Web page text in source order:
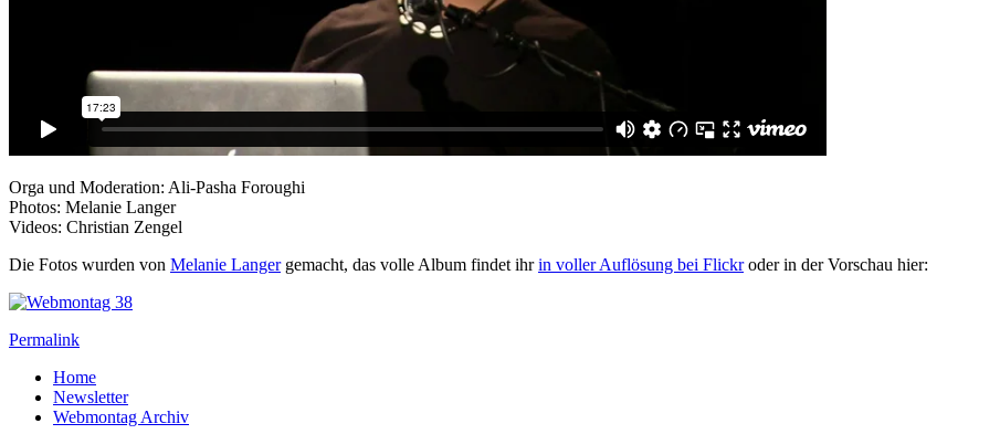
Orga und Moderation: Ali-Pasha Foroughi
Photos: Melanie Langer
Videos: Christian Zengel
Die Fotos wurden von Melanie Langergemacht, das volle Album findet ihrin voller Auflösung bei Flickroder in der Vorschau hier:
Permalink
Home
Newsletter
Webmontag Archiv